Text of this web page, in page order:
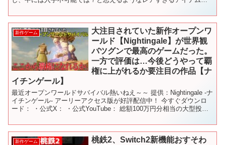
新作ゲーム
大注目されていた新作オープンワ
ールド【Nightingale】が世界観
バツグンで最高のゲームだった。
一方で評価は…今後どうやって覇
権に上がれるか要注目の作品【ナ
イチンゲール】
最近オープンワールドサバイバル熱いねえ～～ 提供：Nightingale -ナ
イチンゲール- アーリーアクセス版が好評配信中！ 今すぐダウンロ
ード： ・公式X： ・公式YouTube： 総額100万円分相当の大型投稿
新作ゲーム
桃鉄2、Switch2新機能おすそわ